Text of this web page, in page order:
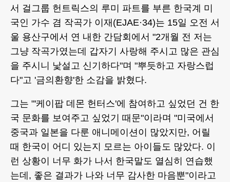
서 걸그룹 헌트릭스의 루미 파트를 부른 한국계 미
국인 가수 겸 작곡가 이재(EJAE·34)는 15일 오전 서
울 용산구에서 연 내한 간담회에서 "2개월 전 저는
그냥 작곡가였는데 갑자기 사랑해 주시고 많은 관심
을 주시니 낯설고 신기하다"며 "뿌듯하고 자랑스럽
다"고 '금의환향'한 소감을 밝혔다.
그는 "'케이팝 데몬 헌터스'에 참여하고 싶었던 건 한
국 문화를 보여주고 싶었기 때문"이라며 "미국에서
중국과 일본을 다룬 애니메이션이 많았지만, 어릴
때 한국이 어디 있는지 모르는 아이들도 많았다. 이
런 상황이 너무 화가 나서 한국말도 열심히 연습했
는데, 좋은 결과가 나와 너무 감사한 마음뿐"이라고